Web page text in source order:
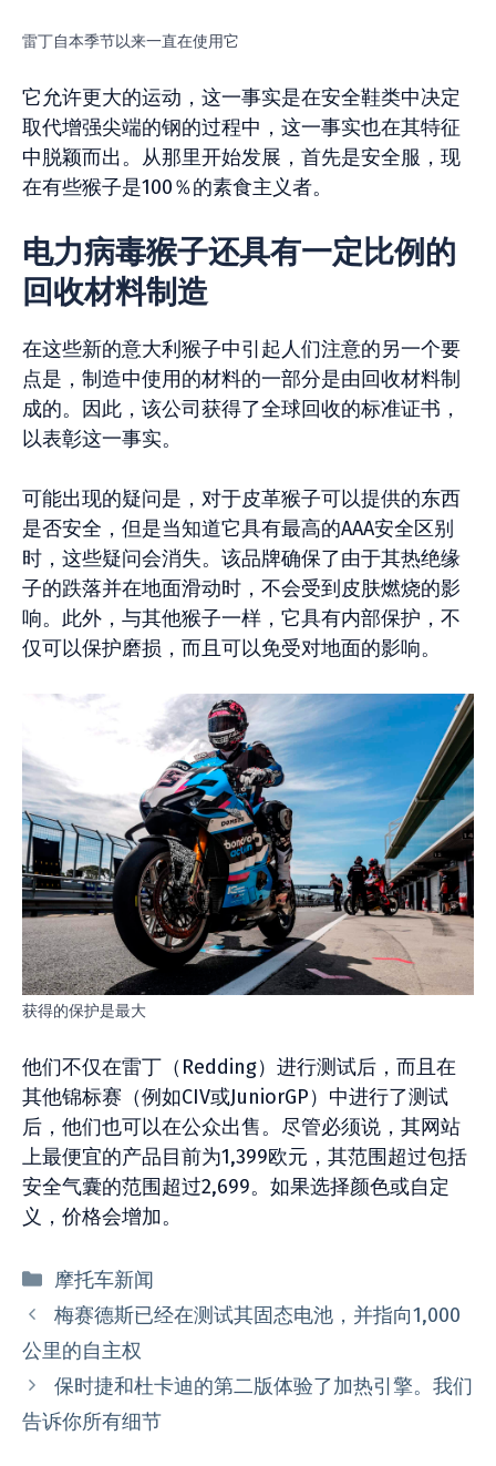
雷丁自本季节以来一直在使用它
它允许更大的运动，这一事实是在安全鞋类中决定
取代增强尖端的钢的过程中，这一事实也在其特征
中脱颖而出。从那里开始发展，首先是安全服，现
在有些猴子是100％的素食主义者。
电力病毒猴子还具有一定比例的
回收材料制造
在这些新的意大利猴子中引起人们注意的另一个要
点是，制造中使用的材料的一部分是由回收材料制
成的。因此，该公司获得了全球回收的标准证书，
以表彰这一事实。
可能出现的疑问是，对于皮革猴子可以提供的东西
是否安全，但是当知道它具有最高的AAA安全区别
时，这些疑问会消失。该品牌确保了由于其热绝缘
子的跌落并在地面滑动时，不会受到皮肤燃烧的影
响。此外，与其他猴子一样，它具有内部保护，不
仅可以保护磨损，而且可以免受对地面的影响。
获得的保护是最大
他们不仅在雷丁（Redding）进行测试后，而且在
其他锦标赛（例如CIV或JuniorGP）中进行了测试
后，他们也可以在公众出售。尽管必须说，其网站
上最便宜的产品目前为1,399欧元，其范围超过包括
安全气囊的范围超过2,699。如果选择颜色或自定
义，价格会增加。
分
类
摩托车新闻
梅赛德斯已经在测试其固态电池，并指向1,000
公里的自主权
保时捷和杜卡迪的第二版体验了加热引擎。我们
告诉你所有细节